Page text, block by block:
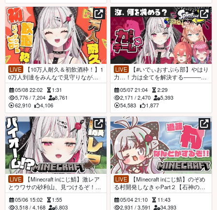
LIVE
0万人到達をみんなで見守りながら
流行りのパイナップルオンピザで優
勝していくことにするわね【石神の
ぞみ／にじさんじ所属】
05/08 22:02
1:31
5,776/ 7,204
8,761
62,910
4,106
LIVE
力…！力は全てを解決する―――。
【石神のぞみ／にじさんじ所属】
05/07 21:04
2:29
2,171 /2,470
5,393
54,583
1,877
LIVE
とウワサの砂利山、見つけるぞ！
【石神のぞみ／にじさんじ所属】
05/06 15:02
1:55
3,518/ 4,168
6,803
LIVE
る村開発しなきゃPart２【石神のぞ
み／にじさんじ所属】
05/04 21:10
11:43
2,931 /3,591
34,393